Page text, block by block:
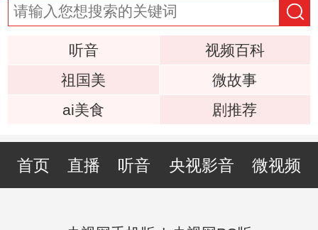
听音
视频百科
祖国美
微故事
ai美食
剧推荐
首页 直播 听音 央视影音 微视频